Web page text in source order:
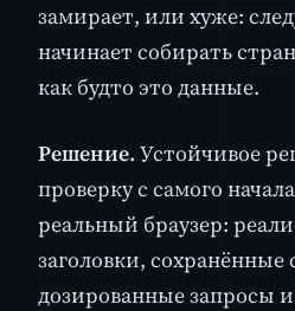
замирает, или хуже:
начинает собирать
как будто это данные.
Решение. Устойчивое
проверку с самого
реальный браузер:
заголовки, сохранённые
дозированные запросы